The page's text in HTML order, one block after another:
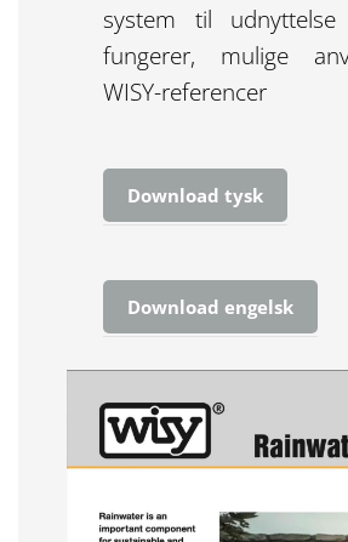
system til
fungerer, mulige
WISY-referencer
Download tysk
Download engelsk